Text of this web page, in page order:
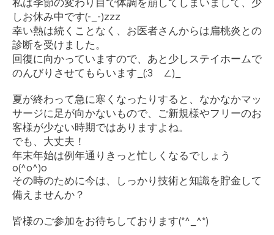
私は季節の変わり目で体調を崩してしまいまして、少
しお休み中です(-_-)zzz
幸い熱は続くことなく、お医者さんからは扁桃炎との
診断を受けました。
回復に向かっていますので、あと少しステイホームで
のんびりさせてもらいます _(:3 ゝ∠)_
夏が終わって急に寒くなったりすると、なかなかマッ
サージに足が向かないもので、ご新規様やフリーのお
客様が少ない時期ではありますよね。
でも、大丈夫！
年末年始は例年通りきっと忙しくなるでしょう
o(^o^)o
その時のために今は、しっかり技術と知識を貯金して
備えませんか？
皆様のご参加をお待ちしております(*^_^*)